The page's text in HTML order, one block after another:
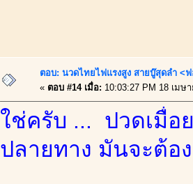
ตอบ: นวดไทยไฟแรงสูง สายบู๊สุดลำ <ฟ
« ตอบ #14 เมื่อ: 10:03:27 PM 18 เมษ
ใช่ครับ ... ปวดเมื่อ
ปลายทาง มันจะต้อ